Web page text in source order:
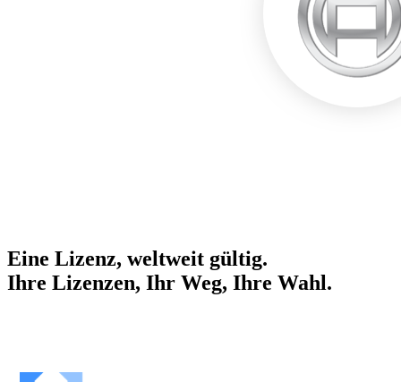
Eine Lizenz, weltweit gültig.
Ihre Lizenzen, Ihr Weg, Ihre Wahl.